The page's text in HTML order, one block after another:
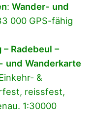
: Wander- und
000 GPS-fähig
Radebeul –
und Wanderkarte
&
reissfest,
1:30000